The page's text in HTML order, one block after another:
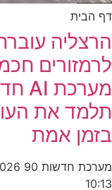
עוברת
חכמים:
מערכת AI חדשה
את
אמת
חדשות 90